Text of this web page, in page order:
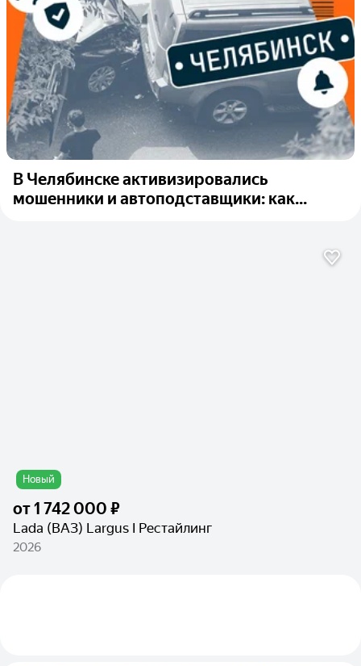
В Челябинске активизировались
мошенники и автоподставщики: как...
Новый
от1 742 000 ₽
Lada (ВАЗ) Largus I Рестайлинг
2026